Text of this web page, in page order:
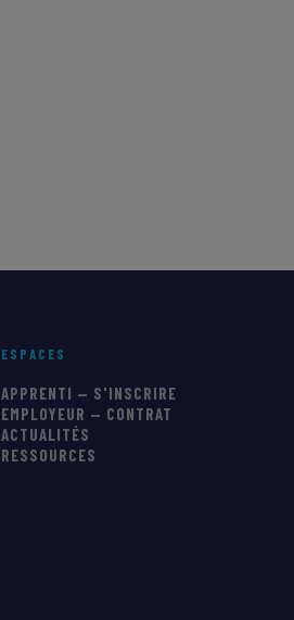
ESPACES
APPRENTI — S'INSCRIRE
EMPLOYEUR — CONTRAT
ACTUALITÉS
RESSOURCES